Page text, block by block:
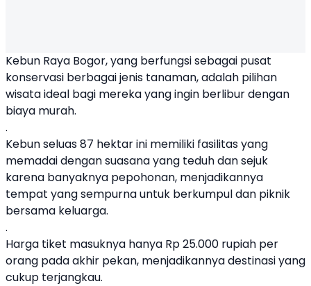
Kebun Raya Bogor, yang berfungsi sebagai pusat
konservasi berbagai jenis tanaman, adalah pilihan
wisata ideal bagi mereka yang ingin berlibur dengan
biaya murah.
.
Kebun seluas 87 hektar ini memiliki fasilitas yang
memadai dengan suasana yang teduh dan sejuk
karena banyaknya pepohonan, menjadikannya
tempat yang sempurna untuk berkumpul dan piknik
bersama keluarga.
.
Harga tiket masuknya hanya Rp 25.000 rupiah per
orang pada akhir pekan, menjadikannya destinasi yang
cukup terjangkau.